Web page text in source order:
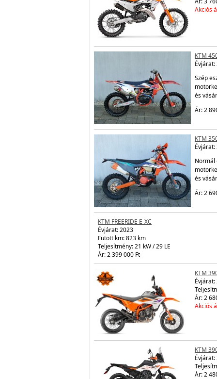
Akciós
KTM
Évjárat:
Szép
és
Ár: 2
KTM
Évjárat:
Normál
és
Ár: 2
KTM FREERIDE E-XC
Évjárat:2023
Futott km: 823 km
Teljesítmény: 21 kW / 29 LE
Ár: 2 399 000 Ft
KTM
Évjárat:
Ár: 2
Akciós
KTM
Évjárat:
Ár: 2